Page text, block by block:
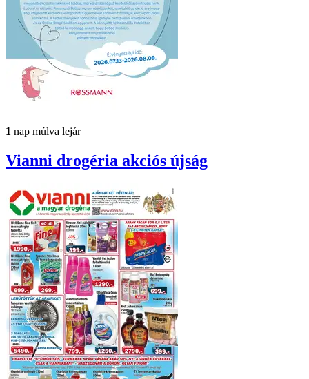
1 nap múlva lejár
Vianni drogéria akciós újság